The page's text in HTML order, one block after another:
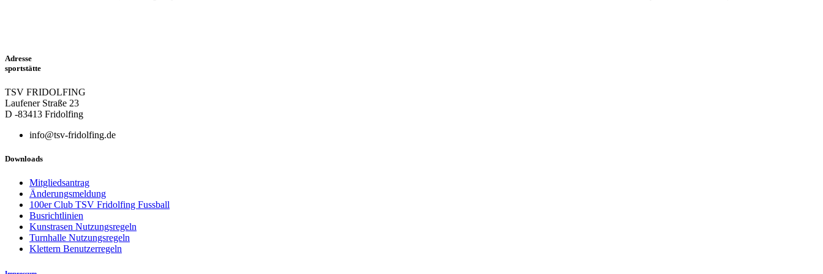
Adresse
sportstätte
TSV FRIDOLFING
Laufener Straße 23
D -83413 Fridolfing
info@tsv-fridolfing.de
Downloads
Mitgliedsantrag
Änderungsmeldung
100er Club TSV Fridolfing Fussball
Busrichtlinien
Kunstrasen Nutzungsregeln
Turnhalle Nutzungsregeln
Klettern Benutzerregeln